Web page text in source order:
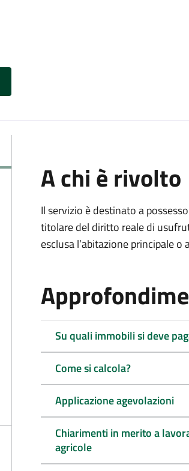
A chi è rivolto
Il servizio è destinato a
titolare del diritto reale di
esclusa l’abitazione principale
Su quali immobili si deve
Come si calcola?
Applicazione agevolazioni
Chiarimenti in merito a
agricole